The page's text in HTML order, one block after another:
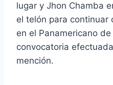
lugar y Jhon Chamba
el telón para continuar
en el Panamericano
convocatoria
mención.